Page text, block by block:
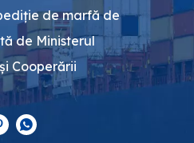
de marfă de
de Ministerul
Cooperării